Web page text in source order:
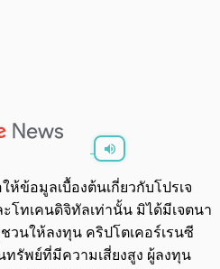
0:00/0:00
ข้อมูลเบื้องต้นเกี่ยวกับโปรเจ
โทเคนดิจิทัลเท่านั้น มิได้มีเจตนา
วนให้ลงทุน คริปโตเคอร์เรนซี
ทรัพย์ที่มีความเสี่ยงสูง ผู้ลงทุน